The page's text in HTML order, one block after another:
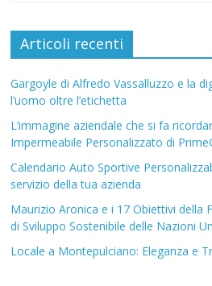
Articoli recenti
Gargoyle di Alfredo Vassalluzzo e la
l’uomo oltre l’etichetta
L’immagine aziendale che si fa
Impermeabile Personalizzato di
Calendario Auto Sportive
servizio della tua azienda
Maurizio Aronica e i 17 Obiettivi della
di Sviluppo Sostenibile delle Nazioni
Locale a Montepulciano: Eleganza e